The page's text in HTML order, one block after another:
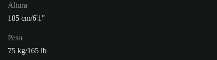
Altura
185 cm/6'1"
Peso
75 kg/165 lb